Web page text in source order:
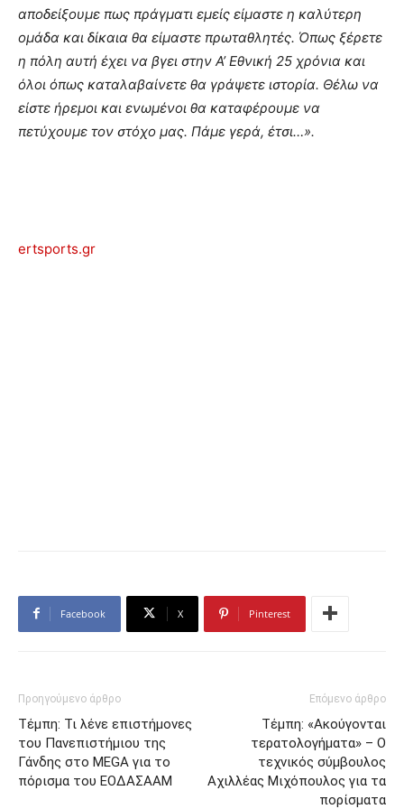
αποδείξουμε πως πράγματι εμείς είμαστε η καλύτερη
ομάδα και δίκαια θα είμαστε πρωταθλητές. Όπως ξέρετε
η πόλη αυτή έχει να βγει στην Α’ Εθνική 25 χρόνια και
όλοι όπως καταλαβαίνετε θα γράψετε ιστορία. Θέλω να
είστε ήρεμοι και ενωμένοι θα καταφέρουμε να
πετύχουμε τον στόχο μας. Πάμε γερά, έτσι…».
ertsports.gr
Facebook X Pinterest
Προηγούμενο άρθρο
Tέμπη: Τι λένε επιστήμονες
του Πανεπιστήμιου της
Γάνδης στο MEGA για το
πόρισμα του ΕΟΔΑΣAΑΜ
Επόμενο άρθρο
Τέμπη: «Ακούγονται
τερατολογήματα» – Ο
τεχνικός σύμβουλος
Αχιλλέας Μιχόπουλος για τα
πορίσματα